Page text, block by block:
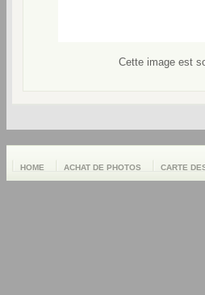
Cette image est
HOME ACHAT DE PHOTOS CARTE